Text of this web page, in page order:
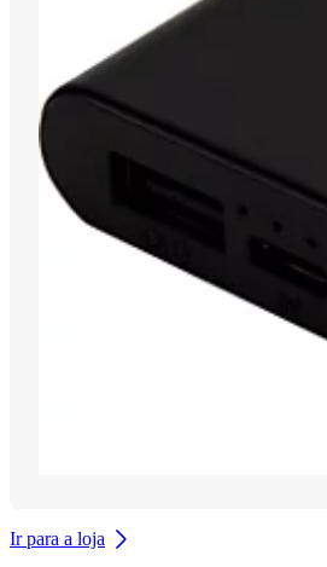
Ir para a loja